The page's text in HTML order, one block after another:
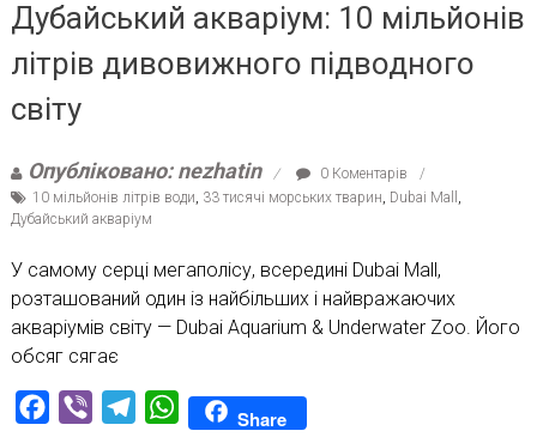
Дубайський акваріум: 10 мільйонів
літрів дивовижного підводного
світу
Опубліковано: nezhatin
0 Коментарів
10 мільйонів літрів води, 33 тисячі морських тварин, Dubai Mall ,
Дубайський акваріум
У самому серці мегаполісу, всередині Dubai Mall,
розташований один із найбільших і найвражаючих
акваріумів світу — Dubai Aquarium & Underwater Zoo. Його
обсяг сягає
Facebook
Viber TelegramWhatsAppShare